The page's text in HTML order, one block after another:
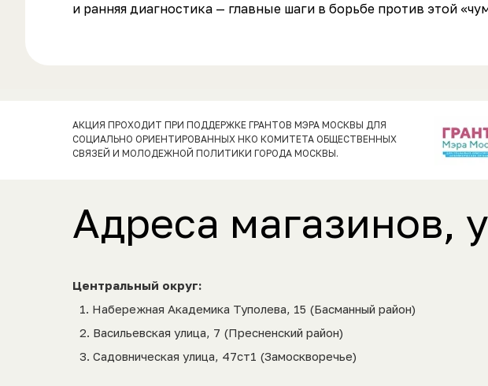
и ранняя диагностика — главные шаги в борьбе против этой
АКЦИЯ ПРОХОДИТ ПРИ ПОДДЕРЖКЕ ГРАНТОВ МЭРА МОСКВЫ ДЛЯ
СОЦИАЛЬНО ОРИЕНТИРОВАННЫХ НКО КОМИТЕТА ОБЩЕСТВЕННЫХ
СВЯЗЕЙ И МОЛОДЕЖНОЙ ПОЛИТИКИ ГОРОДА МОСКВЫ.
Адреса магазинов,
Центральный округ:
1.⁠ ⁠Набережная Академика Туполева, 15 (Басманный район)
2.⁠ ⁠Васильевская улица, 7 (Пресненский район)
3.⁠ ⁠Садовническая улица, 47ст1 (Замоскворечье)